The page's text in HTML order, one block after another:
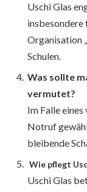
Uschi Glas
Organisation
Schulen.
Was sollte
vermutet?
Im Falle
Notruf
bleibende
Wie pflegt
Uschi Glas